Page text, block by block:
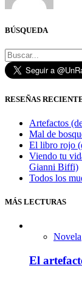
BÚSQUEDA
RESEÑAS
Artefactos
Mal de
El libro rojo
Viendo tu
Gianni Biffi)
Todos los
MÁS LECTURAS
Novela
El